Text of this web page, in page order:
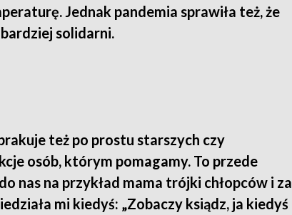
Jednak pandemia sprawiła też, że
solidarni.
też po prostu starszych czy
osób, którym pomagamy. To przede
nas na przykład mama trójki chłopców i za
mi kiedyś: „Zobaczy ksiądz, ja kiedyś